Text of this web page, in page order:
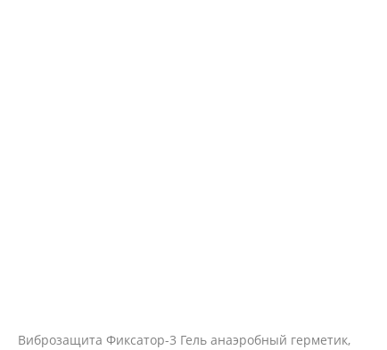
Виброзащита Фиксатор-3 Гель анаэробный герметик,